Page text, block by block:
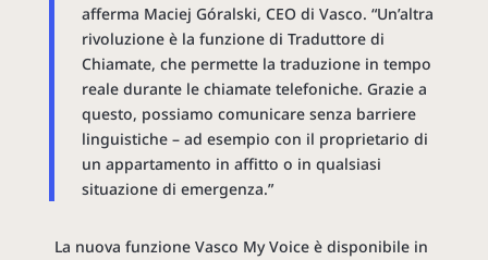
afferma Maciej Góralski, CEO di Vasco. “Un’altra
rivoluzione è la funzione di Traduttore di
Chiamate, che permette la traduzione in tempo
reale durante le chiamate telefoniche. Grazie a
questo, possiamo comunicare senza barriere
linguistiche – ad esempio con il proprietario di
un appartamento in affitto o in qualsiasi
situazione di emergenza.”
La nuova funzione Vasco My Voice è disponibile in